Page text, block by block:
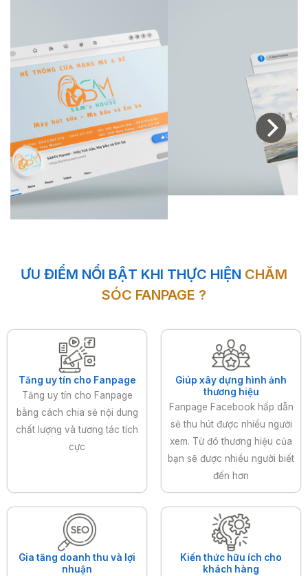
ƯU ĐIỂM NỔI BẬT KHI THỰC HIỆN CHĂM
SÓC FANPAGE ?
Tăng uy tín cho Fanpage
Tăng uy tín cho Fanpage
bằng cách chia sẻ nội dung
chất lượng và tương tác tích
cực
Giúp xây dựng hình ảnh
thương hiệu
Fanpage Facebook hấp dẫn
sẽ thu hút được nhiều người
xem. Từ đó thương hiệu của
bạn sẽ được nhiều người biết
đến hơn
Gia tăng doanh thu và lợi
nhuận
Kiến thức hữu ích cho
khách hàng